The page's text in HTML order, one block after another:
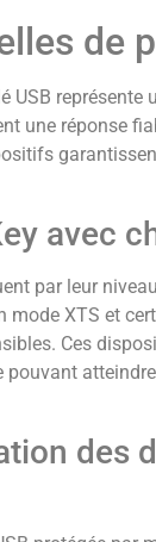
de
USB représente
une réponse
avec
par leur
mode XTS et
Ces
pouvant
des